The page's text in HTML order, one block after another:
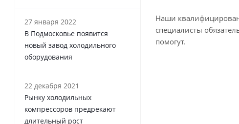
Наши
специалисты
помогут.
27 января 2022
В Подмосковье появится
новый завод холодильного
оборудования
22 декабря 2021
Рынку холодильных
компрессоров предрекают
длительный рост